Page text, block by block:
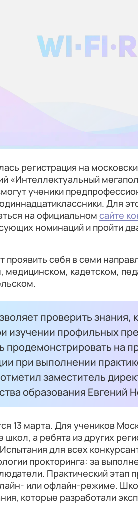
регистрация на
«Интеллектуальный
ученики
Для
на официальном сайте
номинаций и пройти
проявить себя в семи
медицинском, кадетском,
проверить знания,
изучении профильных
продемонстрировать на
при выполнении
заместитель
образования Евгений
13 марта. Для учеников
школ, а ребята из других
для всех
прокторинга: за
Практический этап
или офлайн-режиме.
которые разработали